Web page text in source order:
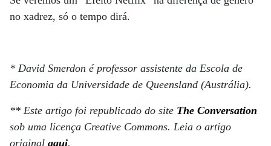
no xadrez, só o tempo dirá.
* David Smerdon é professor assistente da Escola de
Economia da Universidade de Queensland (Austrália).
** Este artigo foi republicado do site The Conversation
sob uma licença Creative Commons. Leia o artigo
original aqui.